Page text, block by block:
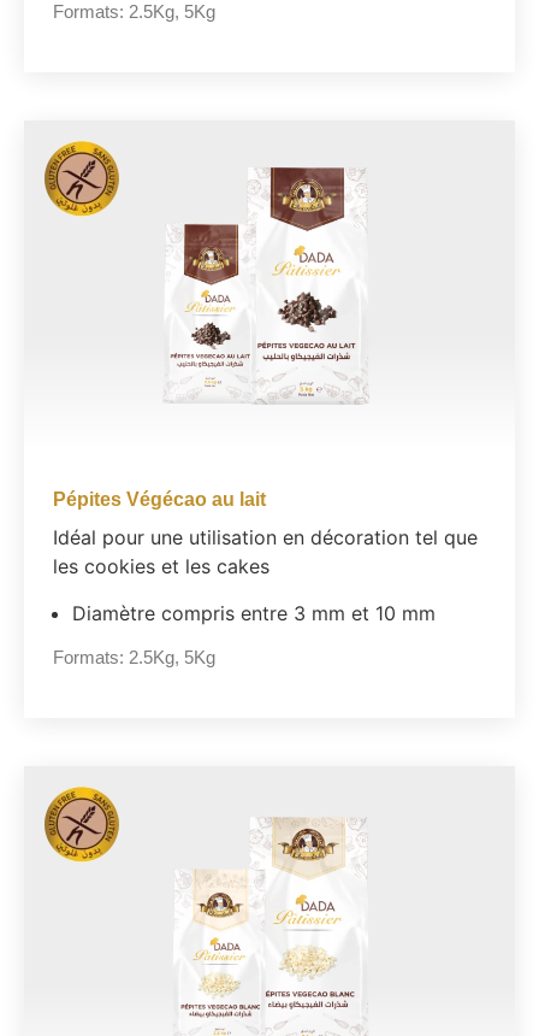
Formats: 2.5Kg, 5Kg
Pépites Végécao au lait
Idéal pour une utilisation en décoration tel que
les cookies et les cakes
Diamètre compris entre 3 mm et 10 mm
Formats: 2.5Kg, 5Kg